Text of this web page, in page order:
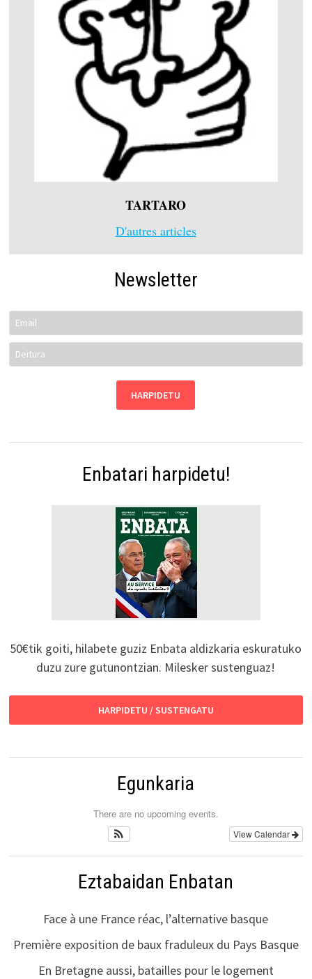
TARTARO
D'autres articles
Newsletter
Enbatari harpidetu!
50€tik goiti, hilabete guziz Enbata aldizkaria eskuratuko
duzu zure gutunontzian. Milesker sustenguaz!
HARPIDETU / SUSTENGATU
Egunkaria
There are no upcoming events.
View Calendar
Eztabaidan Enbatan
Face à une France réac, l’alternative basque
Première exposition de baux fraduleux du Pays Basque
En Bretagne aussi, batailles pour le logement